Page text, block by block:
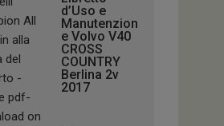
d’Uso e
Manutenzion
e Volvo V40
CROSS
COUNTRY
Berlina 2v
2017